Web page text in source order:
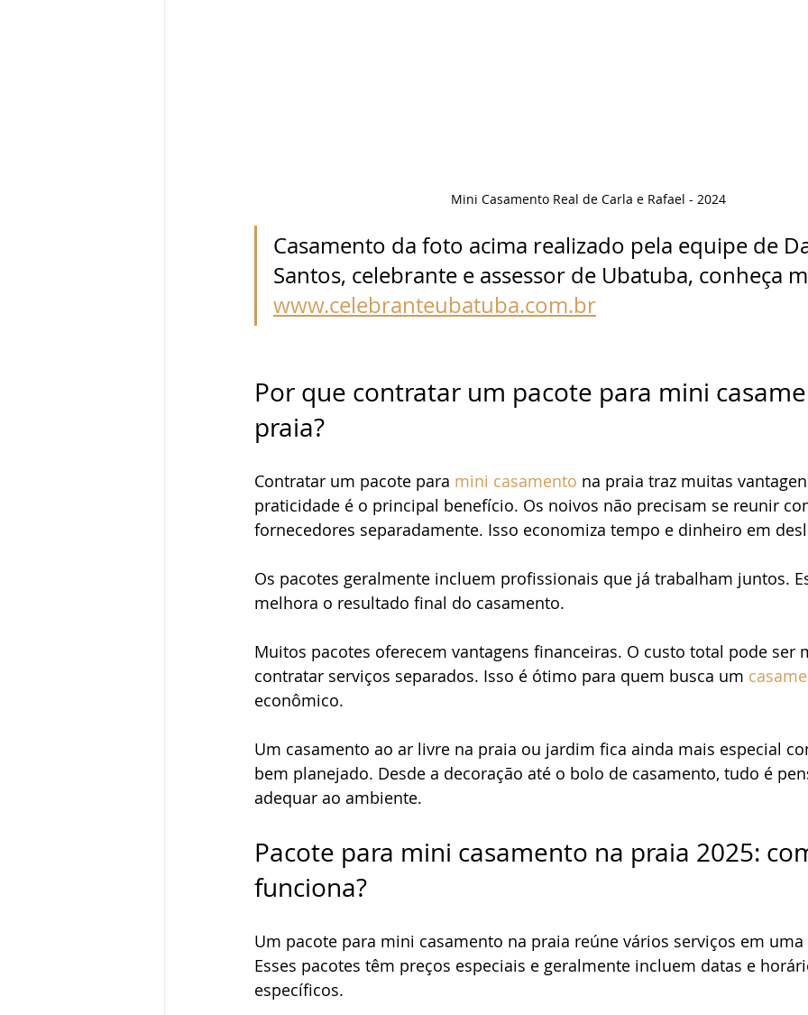
Mini Casamento Real de Carla e Rafael - 2024
Casamento da foto acima realizado pela equipe de
Santos, celebrante e assessor de Ubatuba, conheça
www.celebranteubatuba.com.br
Por que contratar um pacote para mini
praia?
Contratar um pacote para mini casamento na praia traz muitas
praticidade é o principal benefício. Os noivos não precisam se reunir
fornecedores separadamente. Isso economiza tempo e dinheiro em
Os pacotes geralmente incluem profissionais que já trabalham juntos.
melhora o resultado final do casamento.
Muitos pacotes oferecem vantagens financeiras. O custo total pode ser
contratar serviços separados. Isso é ótimo para quem busca um
econômico.
Um casamento ao ar livre na praia ou jardim fica ainda mais especial
bem planejado. Desde a decoração até o bolo de casamento, tudo é
adequar ao ambiente.
Pacote para mini casamento na praia 2025:
funciona?
Um pacote para mini casamento na praia reúne vários serviços em
Esses pacotes têm preços especiais e geralmente incluem datas e
específicos.